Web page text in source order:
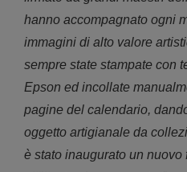
hanno accompagnato ogni
immagini di alto valore
sempre state stampate con
Epson ed incollate
pagine del calendario,
oggetto artigianale da
è stato inaugurato un nuovo